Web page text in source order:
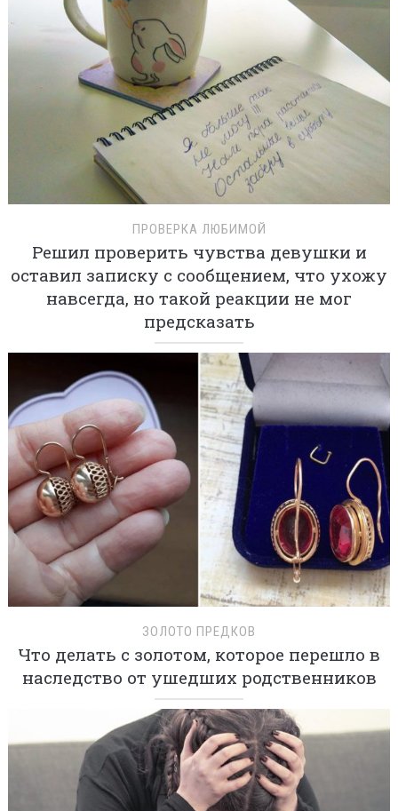
ПРОВЕРКА ЛЮБИМОЙ
Решил проверить чувства девушки и
оставил записку с сообщением, что ухожу
навсегда, но такой реакции не мог
предсказать
ЗОЛОТО ПРЕДКОВ
Что делать с золотом, которое перешло в
наследство от ушедших родственников